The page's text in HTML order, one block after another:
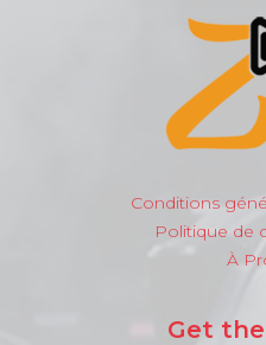
Conditions
Politique de
À
Get